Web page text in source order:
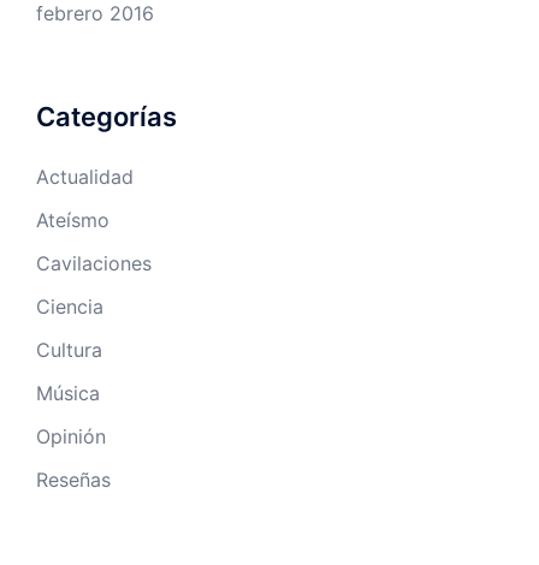
febrero 2016
Categorías
Actualidad
Ateísmo
Cavilaciones
Ciencia
Cultura
Música
Opinión
Reseñas